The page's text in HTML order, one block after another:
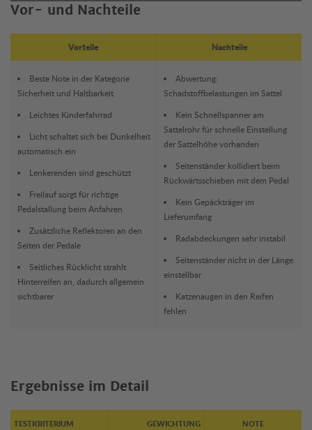
Vor- und Nachteile
Vorteile Nachteile
Beste Note in der Kategorie
Sicherheit und Haltbarkeit
Leichtes Kinderfahrrad
Licht schaltet sich bei Dunkelheit
automatisch ein
Lenkerenden sind geschützt
Freilauf sorgt für richtige
Pedalstallung beim Anfahren
Zusätzliche Reflektoren an den
Seiten der Pedale
Seitliches Rücklicht strahlt
Hinterreifen an, dadurch allgemein
sichtbarer
Abwertung:
Schadstoffbelastungen im Sattel
Kein Schnellspanner am
Sattelrohr für schnelle Einstellung
der Sattelhöhe vorhanden
Seitenständer kollidiert beim
Rückwärtsschieben mit dem Pedal
Kein Gepäckträger im
Lieferumfang
Radabdeckungen sehr instabil
Seitenständer nicht in der Länge
einstellbar
Katzenaugen in den Reifen
fehlen
Ergebnisse im Detail
TESTKRITERIUM GEWICHTUNG NOTE